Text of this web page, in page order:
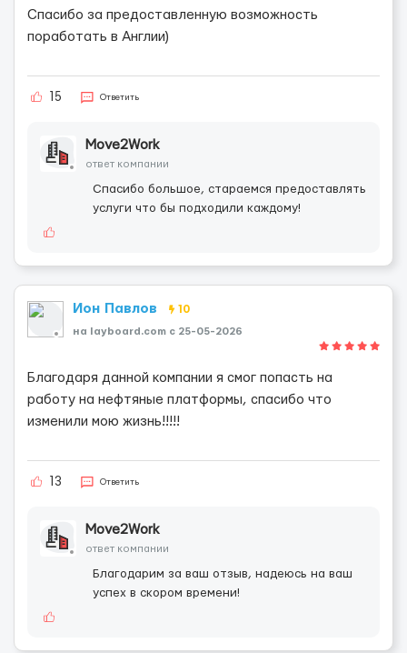
Спасибо за предоставленную возможность
поработать в Англии)
15 Ответить
Move2Work
ответ компании
Спасибо большое, стараемся предоставлять
услуги что бы подходили каждому!
Ион Павлов 10
на layboard.com c 25-05-2026
Благодаря данной компании я смог попасть на
работу на нефтяные платформы, спасибо что
изменили мою жизнь!!!!!
13 Ответить
Move2Work
ответ компании
Благодарим за ваш отзыв, надеюсь на ваш
успех в скором времени!